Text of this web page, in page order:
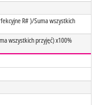
R# )/Suma wszystkich
wszystkich przyjęć) x100%